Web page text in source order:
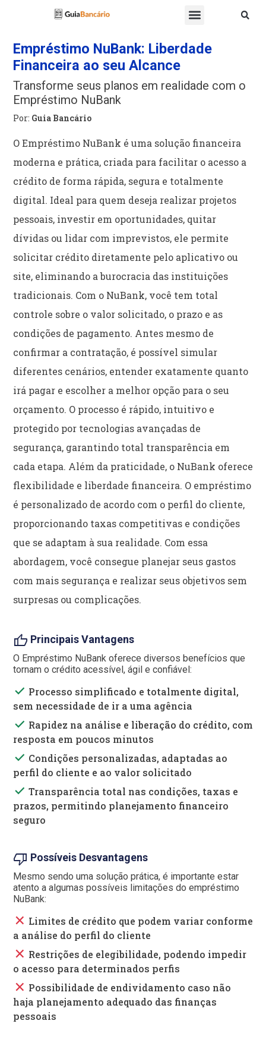
Empréstimo NuBank: Liberdade
Financeira ao seu Alcance
Transforme seus planos em realidade com o
Empréstimo NuBank
Por: Guia Bancário
O Empréstimo NuBank é uma solução financeira
moderna e prática, criada para facilitar o acesso a
crédito de forma rápida, segura e totalmente
digital. Ideal para quem deseja realizar projetos
pessoais, investir em oportunidades, quitar
dívidas ou lidar com imprevistos, ele permite
solicitar crédito diretamente pelo aplicativo ou
site, eliminando a burocracia das instituições
tradicionais. Com o NuBank, você tem total
controle sobre o valor solicitado, o prazo e as
condições de pagamento. Antes mesmo de
confirmar a contratação, é possível simular
diferentes cenários, entender exatamente quanto
irá pagar e escolher a melhor opção para o seu
orçamento. O processo é rápido, intuitivo e
protegido por tecnologias avançadas de
segurança, garantindo total transparência em
cada etapa. Além da praticidade, o NuBank oferece
flexibilidade e liberdade financeira. O empréstimo
é personalizado de acordo com o perfil do cliente,
proporcionando taxas competitivas e condições
que se adaptam à sua realidade. Com essa
abordagem, você consegue planejar seus gastos
com mais segurança e realizar seus objetivos sem
surpresas ou complicações.
thumb_up Principais Vantagens
O Empréstimo NuBank oferece diversos benefícios que
tornam o crédito acessível, ágil e confiável:
done Processo simplificado e totalmente digital,
sem necessidade de ir a uma agência
done Rapidez na análise e liberação do crédito, com
resposta em poucos minutos
done Condições personalizadas, adaptadas ao
perfil do cliente e ao valor solicitado
done Transparência total nas condições, taxas e
prazos, permitindo planejamento financeiro
seguro
thumb_down Possíveis Desvantagens
Mesmo sendo uma solução prática, é importante estar
atento a algumas possíveis limitações do empréstimo
NuBank:
close Limites de crédito que podem variar conforme
a análise do perfil do cliente
close Restrições de elegibilidade, podendo impedir
o acesso para determinados perfis
close Possibilidade de endividamento caso não
haja planejamento adequado das finanças
pessoais